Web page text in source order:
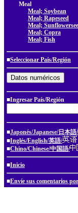
Meal
Meal; Soybean
Meal; Rapeseed
Meal;
Meal; Copra
Meal; Fish
■Seleccionar País/Región
■Ingresar País/Región
■Japonés/Japanese/日本語/
■Inglés/English/英語/
■Chino/Chinese/中国語/
■Inicio
■Envíe sus comentarios